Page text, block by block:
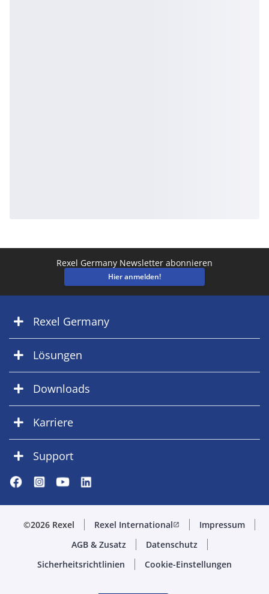
Rexel Germany Newsletter abonnieren
Hier anmelden!
Rexel Germany
Lösungen
Downloads
Karriere
Support
©2026 Rexel Rexel Internationalopen_in_new
Impressum
AGB & Zusatz
Datenschutz
Sicherheitsrichtlinien
Cookie-Einstellungen